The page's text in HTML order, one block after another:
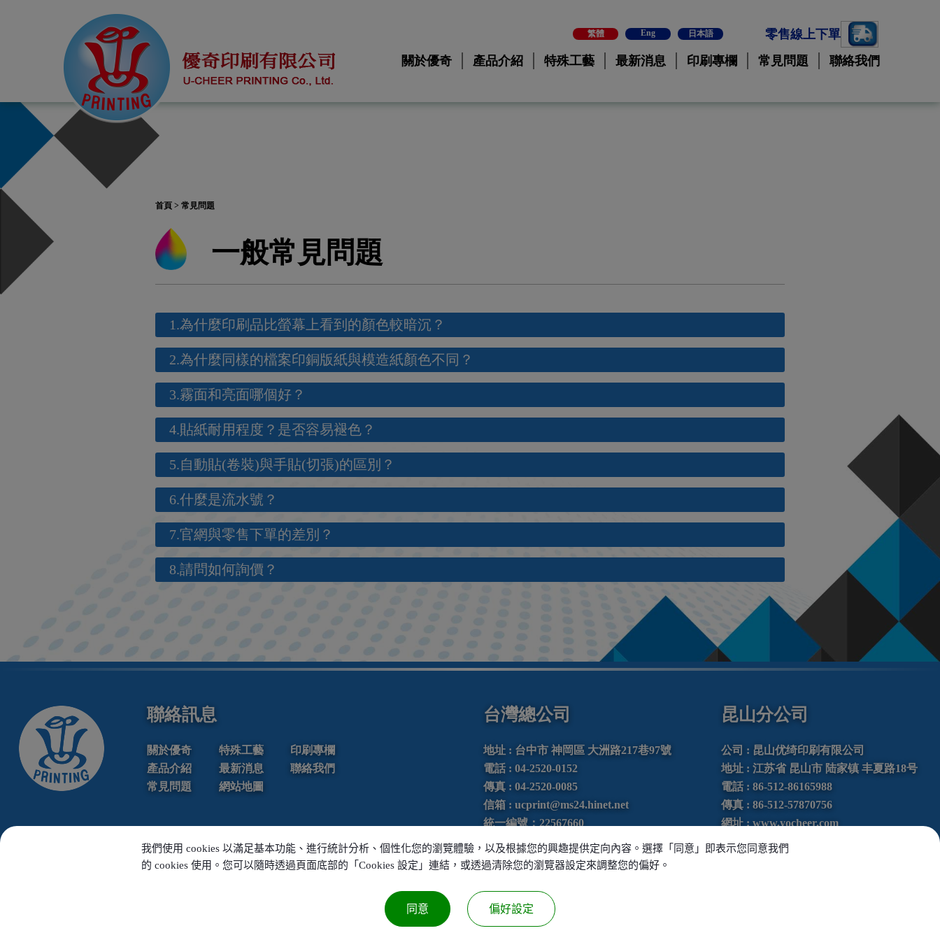
繁體 Eng 日本語
零售線上下單
關於優奇
產品介紹 特殊工藝 最新消息 印刷專欄 常見問題 聯絡我們
首頁 > 常見問題
一般常見問題
1.為什麼印刷品比螢幕上看到的顏色較暗沉？
2.為什麼同樣的檔案印銅版紙與模造紙顏色不同？
3.霧面和亮面哪個好？
4.貼紙耐用程度？是否容易褪色？
5.自動貼(卷裝)與手貼(切張)的區別？
6.什麼是流水號？
7.官網與零售下單的差別？
8.請問如何詢價？
聯絡訊息
關於優奇 特殊工藝
印刷專欄
產品介紹
最新消息
聯絡我們
常見問題
網站地圖
台灣總公司
地址 : 台中市 神岡區 大洲路217巷97號
電話 : 04-2520-0152
傳真 : 04-2520-0085
信箱 : ucprint@ms24.hinet.net
統一編號：22567660
LINE ID : @705exwao
昆山分公司
公司 : 昆山优绮印刷有限公司
地址 : 江苏省 昆山市 陆家镇 丰夏路18号
電話 : 86-512-86165988
傳真 : 86-512-57870756
網址 : www.yocheer.com
Copyright © 2020 U-CHEER PRINTING Co., Ltd. All Rights Reserved.
我們使用 cookies 以滿足基本功能、進行統計分析、個性化您的瀏覽體驗，以及根據您的興趣提供定向內容。選擇「同意」即表示您同意我們
的 cookies 使用。您可以隨時透過頁面底部的「Cookies 設定」連結，或透過清除您的瀏覽器設定來調整您的偏好。
同意 偏好設定